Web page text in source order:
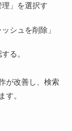
理」を選択す
シュを削除」
る。
が改善し、検索
す。